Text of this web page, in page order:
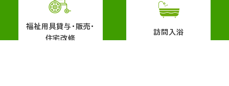
福祉用具貸与・販売・
住宅改修
訪問入浴